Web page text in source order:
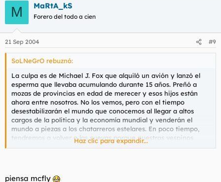
M MaRtA_kS
Forero del todo a cien
21 Sep 2004 #9
SoLNeGrO rebuznó:
La culpa es de Michael J. Fox que alquiló un avión y lanzó el
esperma que llevaba acumulando durante 15 años. Preñó a
mozas de provincias en edad de merecer y esos hijos están
ahora entre nosotros. No los vemos, pero con el tiempo
desestabilizarán el mundo que conocemos al llegar a altos
cargos de la politica y la economía mundial y venderán el
mundo a piezas a los chatarreros estelares. En poco tiempo,
tendremos q volver a las cuevas porque nuestras vespinos
formarán parte de los nuevos Alcones Milenarios.
Haz clic para expandir...
piensa mcfly